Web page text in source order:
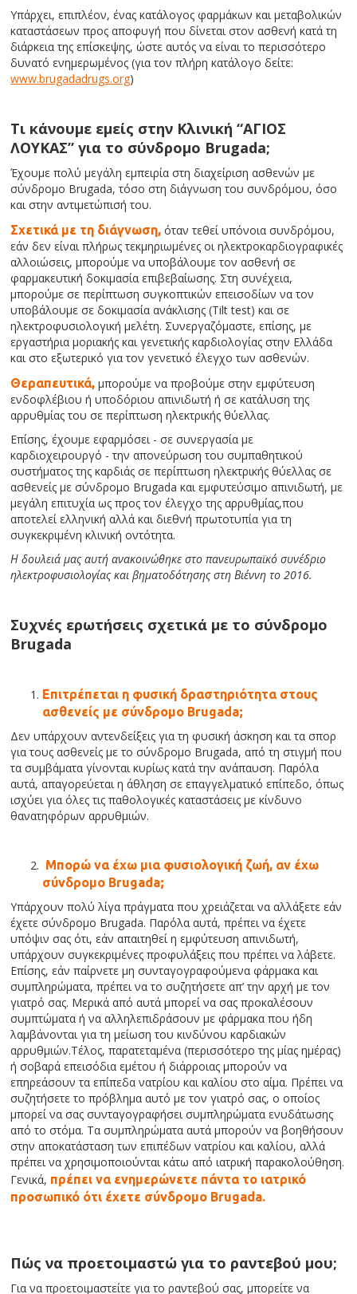
Υπάρχει, επιπλέον, ένας κατάλογος φαρμάκων και μεταβολικών
καταστάσεων προς αποφυγή που δίνεται στον ασθενή κατά τη
διάρκεια της επίσκεψης, ώστε αυτός να είναι το περισσότερο
δυνατό ενημερωμένος (για τον πλήρη κατάλογο δείτε:
www.brugadadrugs.org)
Τι κάνουμε εμείς στην Κλινική “ΑΓΙΟΣ
ΛΟΥΚΑΣ” για το σύνδρομο Brugada;
Έχουμε πολύ μεγάλη εμπειρία στη διαχείριση ασθενών με
σύνδρομο Brugada, τόσο στη διάγνωση του συνδρόμου, όσο
και στην αντιμετώπισή του.
Σχετικά με τη διάγνωση, όταν τεθεί υπόνοια συνδρόμου,
εάν δεν είναι πλήρως τεκμηριωμένες οι ηλεκτροκαρδιογραφικές
αλλοιώσεις, μπορούμε να υποβάλουμε τον ασθενή σε
φαρμακευτική δοκιμασία επιβεβαίωσης. Στη συνέχεια,
μπορούμε σε περίπτωση συγκοπτικών επεισοδίων να τον
υποβάλουμε σε δοκιμασία ανάκλισης (Tilt test) και σε
ηλεκτροφυσιολογική μελέτη. Συνεργαζόμαστε, επίσης, με
εργαστήρια μοριακής και γενετικής καρδιολογίας στην Ελλάδα
και στο εξωτερικό για τον γενετικό έλεγχο των ασθενών.
Θεραπευτικά, μπορούμε να προβούμε στην εμφύτευση
ενδοφλέβιου ή υποδόριου απινιδωτή ή σε κατάλυση της
αρρυθμίας του σε περίπτωση ηλεκτρικής θύελλας.
Επίσης, έχουμε εφαρμόσει - σε συνεργασία με
καρδιοχειρουργό - την απονεύρωση του συμπαθητικού
συστήματος της καρδιάς σε περίπτωση ηλεκτρικής θύελλας σε
ασθενείς με σύνδρομο Brugada και εμφυτεύσιμο απινιδωτή, με
μεγάλη επιτυχία ως προς τον έλεγχο της αρρυθμίας,που
αποτελεί ελληνική αλλά και διεθνή πρωτοτυπία για τη
συγκεκριμένη κλινική οντότητα.
Η δουλειά μας αυτή ανακοινώθηκε στο πανευρωπαϊκό συνέδριο
ηλεκτροφυσιολογίας και βηματοδότησης στη Βιέννη το 2016.
Συχνές ερωτήσεις σχετικά με το σύνδρομο
Brugada
Επιτρέπεται η φυσική δραστηριότητα στους
ασθενείς με σύνδρομο Brugada;
Δεν υπάρχουν αντενδείξεις για τη φυσική άσκηση και τα σπορ
για τους ασθενείς με το σύνδρομο Brugada, από τη στιγμή που
τα συμβάματα γίνονται κυρίως κατά την ανάπαυση. Παρόλα
αυτά, απαγορεύεται η άθληση σε επαγγελματικό επίπεδο, όπως
ισχύει για όλες τις παθολογικές καταστάσεις με κίνδυνο
θανατηφόρων αρρυθμιών.
Μπορώ να έχω μια φυσιολογική ζωή, αν έχω
σύνδρομο Brugada;
Υπάρχουν πολύ λίγα πράγματα που χρειάζεται να αλλάξετε εάν
έχετε σύνδρομο Brugada. Παρόλα αυτά, πρέπει να έχετε
υπόψιν σας ότι, εάν απαιτηθεί η εμφύτευση απινιδωτή,
υπάρχουν συγκεκριμένες προφυλάξεις που πρέπει να λάβετε.
Επίσης, εάν παίρνετε μη συνταγογραφούμενα φάρμακα και
συμπληρώματα, πρέπει να το συζητήσετε απ’ την αρχή με τον
γιατρό σας. Μερικά από αυτά μπορεί να σας προκαλέσουν
συμπτώματα ή να αλληλεπιδράσουν με φάρμακα που ήδη
λαμβάνονται για τη μείωση του κινδύνου καρδιακών
αρρυθμιών.Τέλος, παρατεταμένα (περισσότερο της μίας ημέρας)
ή σοβαρά επεισόδια εμέτου ή διάρροιας μπορούν να
επηρεάσουν τα επίπεδα νατρίου και καλίου στο αίμα. Πρέπει να
συζητήσετε το πρόβλημα αυτό με τον γιατρό σας, ο οποίος
μπορεί να σας συνταγογραφήσει συμπληρώματα ενυδάτωσης
από το στόμα. Τα συμπληρώματα αυτά μπορούν να βοηθήσουν
στην αποκατάσταση των επιπέδων νατρίου και καλίου, αλλά
πρέπει να χρησιμοποιούνται κάτω από ιατρική παρακολούθηση.
Γενικά, πρέπει να ενημερώνετε πάντα το ιατρικό
προσωπικό ότι έχετε σύνδρομο Brugada.
Πώς να προετοιμαστώ για το ραντεβού μου;
Για να προετοιμαστείτε για το ραντεβού σας, μπορείτε να